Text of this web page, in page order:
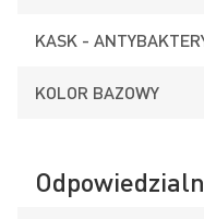
KASK -
KOLOR BAZOWY